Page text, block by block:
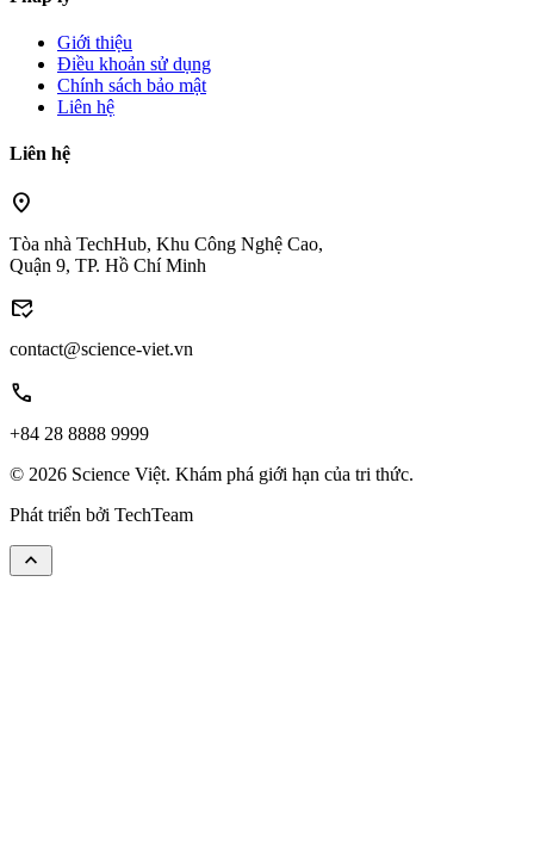
Giới thiệu
Điều khoản sử dụng
Chính sách bảo mật
Liên hệ
Liên hệ
location_on
Tòa nhà TechHub, Khu Công Nghệ Cao,
Quận 9, TP. Hồ Chí Minh
mark_email_read
contact@science-viet.vn
call
+84 28 8888 9999
© 2026 Science Việt. Khám phá giới hạn của tri thức.
Phát triển bởi TechTeam
keyboard_arrow_up